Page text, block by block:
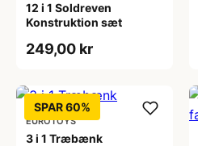
12 i 1 Soldreven
Konstruktion sæt
249,00 kr
SPAR 60%
EUROTOYS
3 i 1 Træbænk